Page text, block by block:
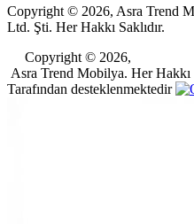
Copyright © 2026, Asra Trend
Ltd. Şti. Her Hakkı Saklıdır.
​Copyright © 2026,
Asra Trend Mobilya. Her Hakkı
Tarafından desteklenmektedir